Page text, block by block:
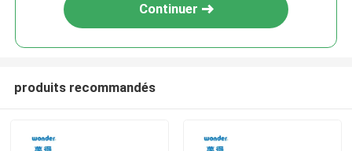
Continuer
produits recommandés